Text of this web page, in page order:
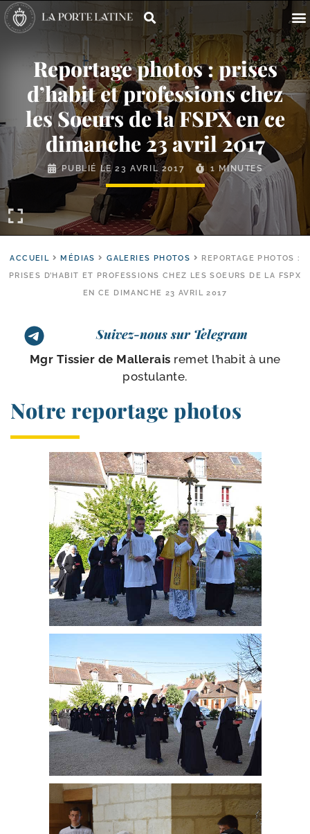
Reportage photos : prises
d’habit et professions chez
les Soeurs de la FSPX en ce
dimanche 23 avril 2017
PUBLIÉ LE23 AVRIL 2017 1 MINUTES
ACCUEIL MÉDIAS GALERIES PHOTOS
REPORTAGE PHOTOS :
PRISES D’HABIT ET PROFESSIONS CHEZ LES SOEURS DE LA FSPX
EN CE DIMANCHE 23 AVRIL 2017
Suivez-nous sur Telegram
Mgr Tissier de Mallerais remet l’ha­bit à une
postulante.
Notre reportage photos